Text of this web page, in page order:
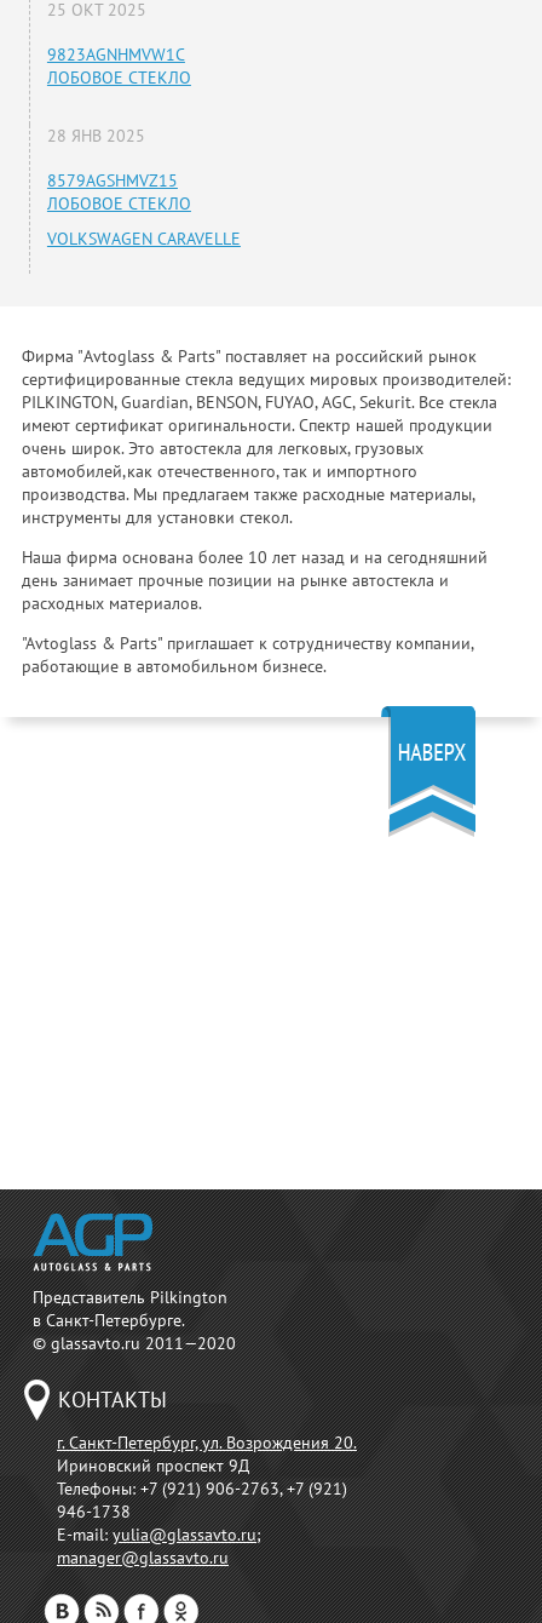
25 ОКТ 2025
9823AGNHMVW1C
ЛОБОВОЕ СТЕКЛО
28 ЯНВ 2025
8579AGSHMVZ15
ЛОБОВОЕ СТЕКЛО
VOLKSWAGEN CARAVELLE
Фирма "Avtoglass & Parts" поставляет на российский рынок
сертифицированные стекла ведущих мировых производителей:
PILKINGTON, Guardian, BENSON, FUYAO, AGC, Sekurit. Все стекла
имеют сертификат оригинальности. Спектр нашей продукции
очень широк. Это автостекла для легковых, грузовых
автомобилей,как отечественного, так и импортного
производства. Мы предлагаем также расходные материалы,
инструменты для установки стекол.
Наша фирма основана более 10 лет назад и на сегодняшний
день занимает прочные позиции на рынке автостекла и
расходных материалов.
"Avtoglass & Parts" приглашает к сотрудничеству компании,
работающие в автомобильном бизнесе.
Представитель Pilkington
в Санкт-Петербурге.
© glassavto.ru 2011—2020
КОНТАКТЫ
г. Санкт-Петербург, ул. Возрождения 20.
Ириновский проспект 9Д
Телефоны:+7 (921) 906-2763, +7 (921)
946-1738
E-mail:yulia@glassavto.ru;
manager@glassavto.ru